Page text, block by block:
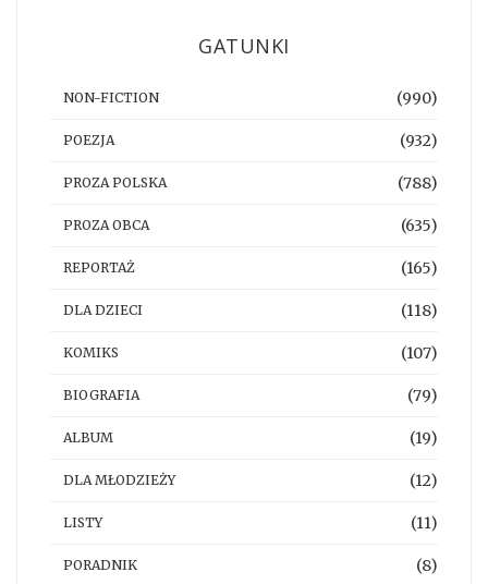
GATUNKI
NON-FICTION (990)
POEZJA (932)
PROZA POLSKA (788)
PROZA OBCA (635)
REPORTAŻ (165)
DLA DZIECI (118)
KOMIKS (107)
BIOGRAFIA (79)
ALBUM (19)
DLA MŁODZIEŻY (12)
LISTY (11)
PORADNIK (8)